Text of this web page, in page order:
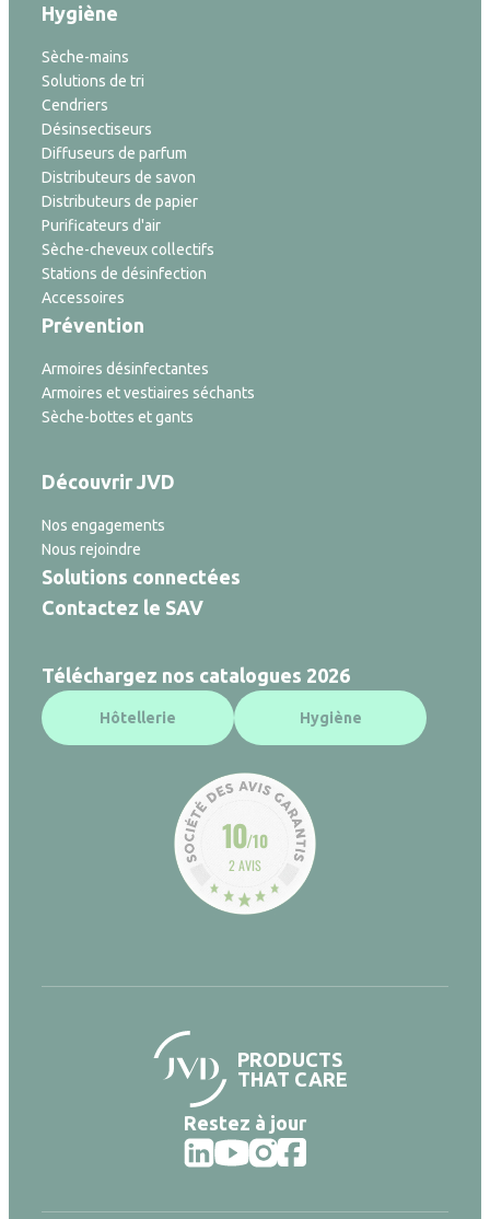
Hygiène
Sèche-mains
Solutions de tri
Cendriers
Désinsectiseurs
Diffuseurs de parfum
Distributeurs de savon
Distributeurs de papier
Purificateurs d'air
Sèche-cheveux collectifs
Stations de désinfection
Accessoires
Prévention
Armoires désinfectantes
Armoires et vestiaires séchants
Sèche-bottes et gants
Découvrir JVD
Nos engagements
Nous rejoindre
Solutions connectées
Contactez le SAV
Téléchargez nos catalogues 2026
Hôtellerie Hygiène
10/10
2 AVIS
PRODUCTS
THAT CARE
Restez à jour